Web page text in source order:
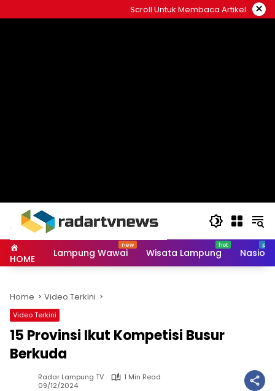
to
Scroll Untuk Membaca Artikel ×
HOME Lampung Wawai Wisata Lampung
Home Video Terkini
Video Terkini
15 Provinsi Ikut Kompetisi Busur
Berkuda
Radar Lampung TV
1 Min Read
09/12/2024